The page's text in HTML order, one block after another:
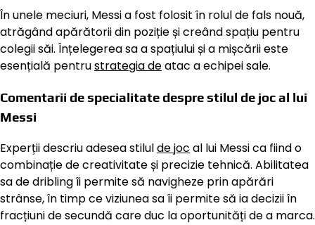
În unele meciuri, Messi a fost folosit în rolul de fals nouă,
atrăgând apărătorii din poziție și creând spațiu pentru
colegii săi. Înțelegerea sa a spațiului și a mișcării este
esențială pentrustrategia deatac a echipei sale.
Comentarii de specialitate despre stilul de joc al lui
Messi
Experții descriu adesea stilulde joc al lui Messi ca fiind o
combinație de creativitate și precizie tehnică. Abilitatea
sa de dribling îi permite să navigheze prin apărări
strânse, în timp ce viziunea sa îi permite să ia decizii în
fracțiuni de secundă care duc la oportunități de a marca.